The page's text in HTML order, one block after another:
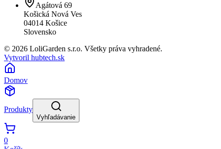
Agátová 69
Košická Nová Ves
04014 Košice
Slovensko
© 2026 LoliGarden s.r.o. Všetky práva vyhradené.
Vytvoril hubtech.sk
Domov
Produkty
Vyhľadávanie
0